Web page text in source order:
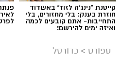
קייטנת "נינג'ה לזוז" באשדוד
חוזרת בענק: בלי מחזורים, בלי
התחייבות- אתם קובעים לכמה
ואיזה ימים להירשם!
ספורט > כדורסל